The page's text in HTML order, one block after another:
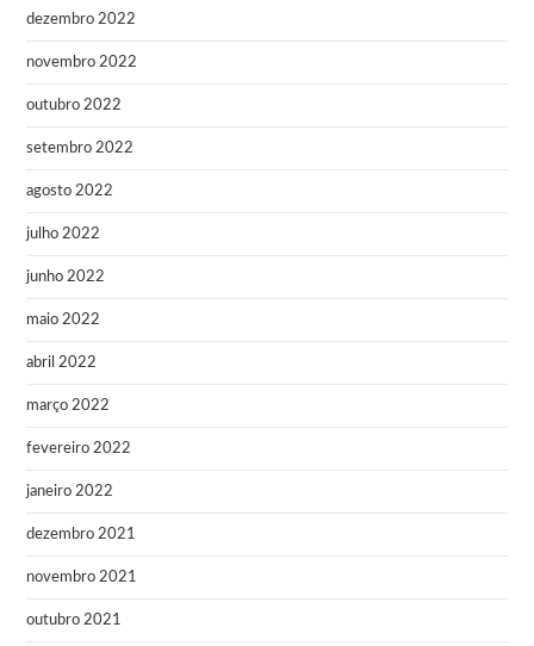
dezembro 2022
novembro 2022
outubro 2022
setembro 2022
agosto 2022
julho 2022
junho 2022
maio 2022
abril 2022
março 2022
fevereiro 2022
janeiro 2022
dezembro 2021
novembro 2021
outubro 2021